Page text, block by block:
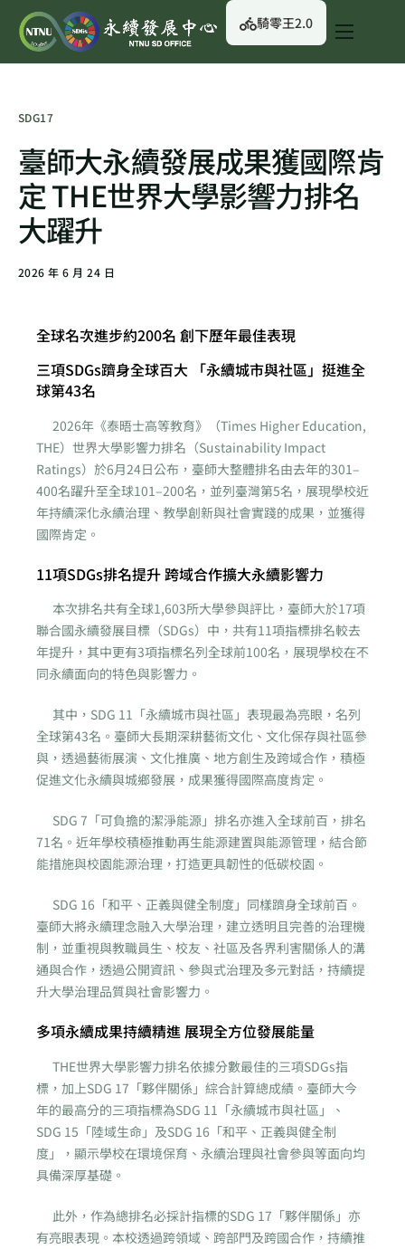
關於我們
永續資訊
校園綠生活
English
騎零王2.0
SDG17
臺師大永續發展成果獲國際肯
定 THE世界大學影響力排名
大躍升
2026 年 6 月 24 日
全球名次進步約200名 創下歷年最佳表現
三項SDGs躋身全球百大 「永續城市與社區」挺進全
球第43名
2026年《泰晤士高等教育》（Times Higher Education,
THE）世界大學影響力排名（Sustainability Impact
Ratings）於6月24日公布，臺師大整體排名由去年的301–
400名躍升至全球101–200名，並列臺灣第5名，展現學校近
年持續深化永續治理、教學創新與社會實踐的成果，並獲得
國際肯定。
11項SDGs排名提升 跨域合作擴大永續影響力
本次排名共有全球1,603所大學參與評比，臺師大於17項
聯合國永續發展目標（SDGs）中，共有11項指標排名較去
年提升，其中更有3項指標名列全球前100名，展現學校在不
同永續面向的特色與影響力。
其中，SDG 11「永續城市與社區」表現最為亮眼，名列
全球第43名。臺師大長期深耕藝術文化、文化保存與社區參
與，透過藝術展演、文化推廣、地方創生及跨域合作，積極
促進文化永續與城鄉發展，成果獲得國際高度肯定。
SDG 7「可負擔的潔淨能源」排名亦進入全球前百，排名
71名。近年學校積極推動再生能源建置與能源管理，結合節
能措施與校園能源治理，打造更具韌性的低碳校園。
SDG 16「和平、正義與健全制度」同樣躋身全球前百。
臺師大將永續理念融入大學治理，建立透明且完善的治理機
制，並重視與教職員生、校友、社區及各界利害關係人的溝
通與合作，透過公開資訊、參與式治理及多元對話，持續提
升大學治理品質與社會影響力。
多項永續成果持續精進 展現全方位發展能量
THE世界大學影響力排名依據分數最佳的三項SDGs指
標，加上SDG 17「夥伴關係」綜合計算總成績。臺師大今
年的最高分的三項指標為SDG 11「永續城市與社區」、
SDG 15「陸域生命」及SDG 16「和平、正義與健全制
度」，顯示學校在環境保育、永續治理與社會參與等面向均
具備深厚基礎。
此外，作為總排名必採計指標的SDG 17「夥伴關係」亦
有亮眼表現。本校透過跨領域、跨部門及跨國合作，持續推